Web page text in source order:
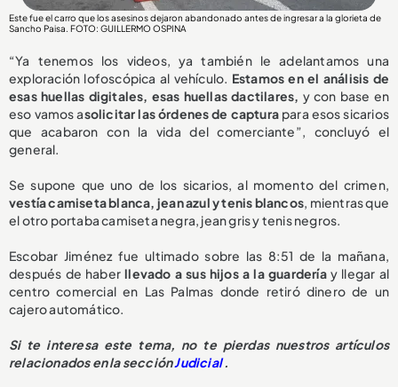
Este fue el carro que los asesinos dejaron abandonado antes de ingresar a la glorieta de
Sancho Paisa. FOTO: GUILLERMO OSPINA
“Ya tenemos los videos, ya también le adelantamos una
exploración lofoscópica al vehículo. Estamos en el análisis de
esas huellas digitales, esas huellas dactilares, y con base en
eso vamos asolicitar las órdenes de captura para esos sicarios
que acabaron con la vida del comerciante”, concluyó el
general.
Se supone que uno de los sicarios, al momento del crimen,
vestía camiseta blanca, jean azul y tenis blancos, mientras que
el otro portaba camiseta negra, jean gris y tenis negros.
Escobar Jiménez fue ultimado sobre las 8:51 de la mañana,
después de haberllevado a sus hijos a la guarderíay llegar al
centro comercial en Las Palmas donde retiró dinero de un
cajero automático.
Si te interesa este tema, no te pierdas nuestros artículos
relacionados en la secciónJudicial.